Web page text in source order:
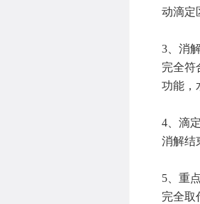
动滴定
3、消
完全符
功能，
4、滴
消解结
5、重
完全取